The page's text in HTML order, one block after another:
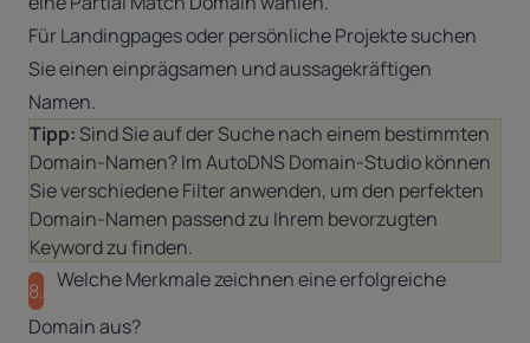
Für Landingpages oder persönliche Projekte suchen
Sie einen einprägsamen und aussagekräftigen
Namen.
Tipp:Sind Sie auf der Suche nach einem bestimmten
Domain-Namen? Im AutoDNS Domain-Studio können
Sie verschiedene Filter anwenden, um den perfekten
Domain-Namen passend zu Ihrem bevorzugten
Keyword zu finden.
8. Welche Merkmale zeichnen eine erfolgreiche
Domain aus?